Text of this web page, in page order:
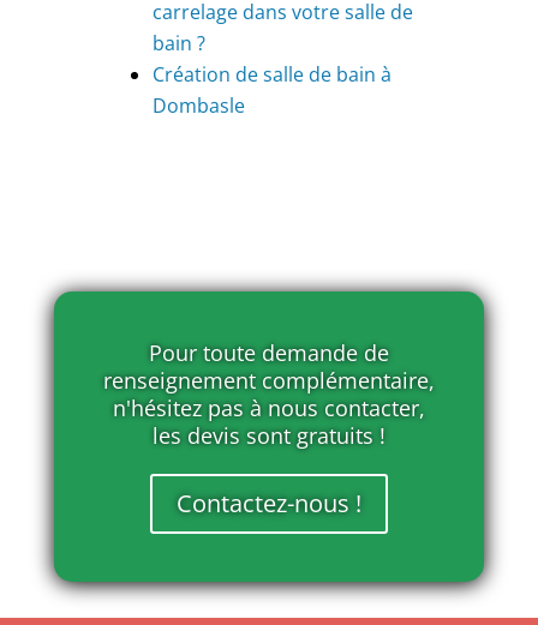
carrelage dans votre salle de
bain ?
Création de salle de bain à
Dombasle
Pour toute demande de
renseignement complémentaire,
n'hésitez pas à nous contacter,
les devis sont gratuits !
Contactez-nous !